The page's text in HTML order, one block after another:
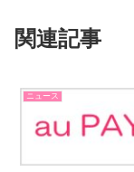
関連記事
ニュース